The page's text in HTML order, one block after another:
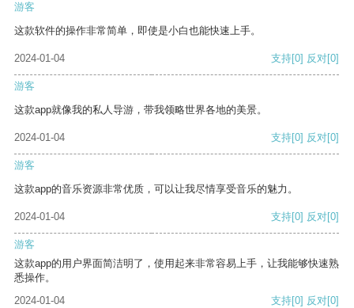
游客
这款软件的操作非常简单，即使是小白也能快速上手。
2024-01-04 支持[0] 反对[0]
游客
这款app就像我的私人导游，带我领略世界各地的美景。
2024-01-04 支持[0] 反对[0]
游客
这款app的音乐资源非常优质，可以让我尽情享受音乐的魅力。
2024-01-04 支持[0] 反对[0]
游客
这款app的用户界面简洁明了，使用起来非常容易上手，让我能够快速熟
悉操作。
2024-01-04
支持[0] 反对[0]